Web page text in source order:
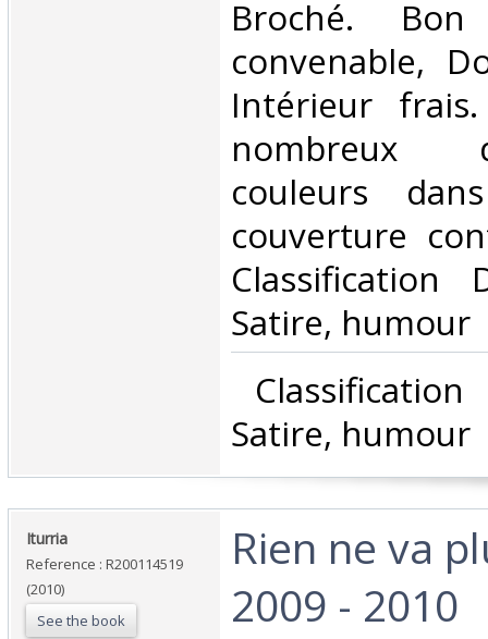
Broché.
convenable,
Intérieur
nombreux
couleurs
couverture
Classification
Satire, humour‎
Satire, humour‎
‎Iturria‎
Reference : R200114519
(2010)
See the book
‎Rien ne va
2009 - 2010‎